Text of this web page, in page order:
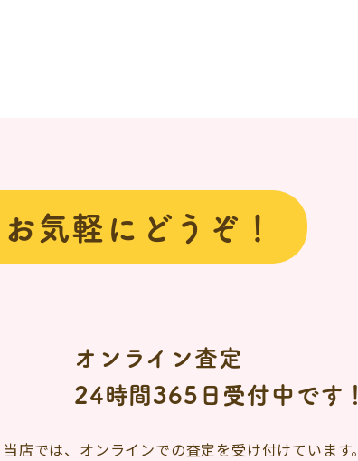
お気軽にどうぞ！
オンライン査定
24時間365日受付中です！
当店では、オンラインでの査定を受け付けています。